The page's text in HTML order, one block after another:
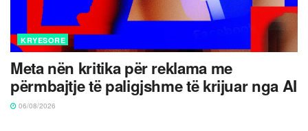
KRYESORE
Meta nën kritika për reklama me
përmbajtje të paligjshme të krijuar nga AI
06/08/2026